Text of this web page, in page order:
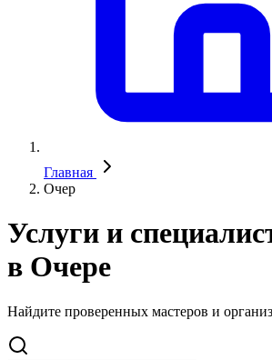
Главная
Очер
Услуги и
в Очере
Найдите проверенных мастеров и